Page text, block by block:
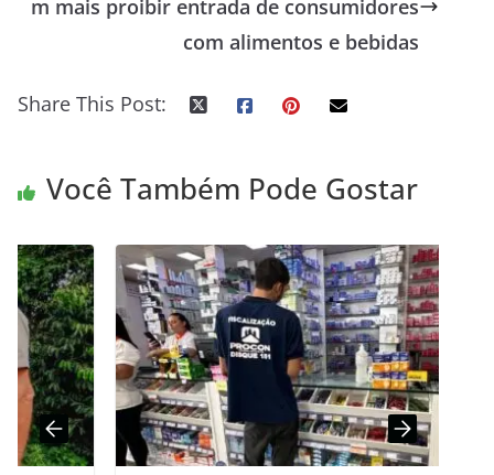
m mais proibir entrada de consumidores
com alimentos e bebidas
Share This Post:
Você Também Pode Gostar